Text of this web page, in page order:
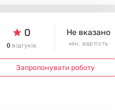
0
0 відгуків
Не вказано
мін. вартість
Запропонувати роботу